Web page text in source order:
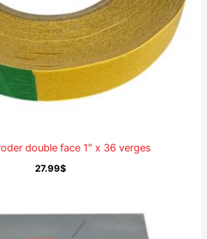
double face 1″ x 36 verges
27.99$